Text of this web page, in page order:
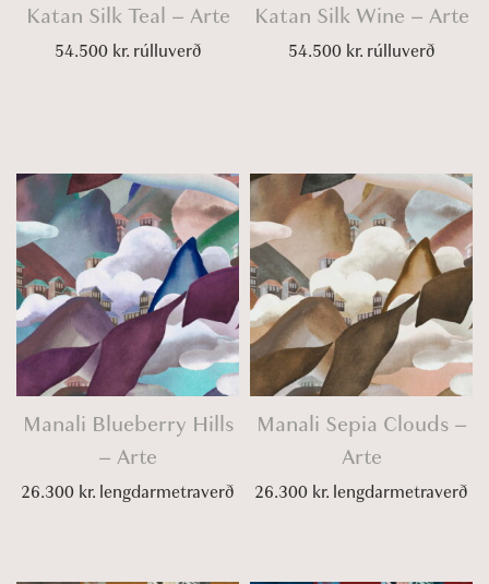
Katan Silk Teal – Arte
54.500 kr.rúlluverð
Katan Silk Wine – Arte
54.500 kr.rúlluverð
Manali Blueberry Hills
– Arte
26.300 kr. lengdarmetraverð
Manali Sepia Clouds –
Arte
26.300 kr. lengdarmetraverð